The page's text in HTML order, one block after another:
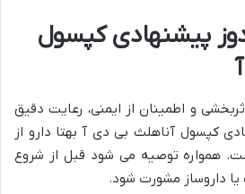
پیشنهادی کپسول
و اطمینان از ایمنی، رعایت دقیق
کپسول آناهلث بی دی آ بهتا دارو از
همواره توصیه می شود قبل از شروع
داروساز مشورت شود.